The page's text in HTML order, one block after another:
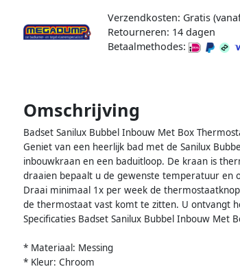
Verzendkosten: Gratis
Retourneren: 14 dagen
Betaalmethodes:
Omschrijving
Badset Sanilux Bubbel Inbouw Met Box
Geniet van een heerlijk bad met de Sanilux
inbouwkraan en een baduitloop. De kraan is
draaien bepaalt u de gewenste temperatuur en
Draai minimaal 1x per week de
de thermostaat vast komt te zitten. U ontvangt
Specificaties Badset Sanilux Bubbel Inbouw Met
* Materiaal: Messing
* Kleur: Chroom